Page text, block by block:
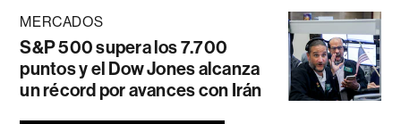
MERCADOS
S&P 500 supera los 7.700
puntos y el Dow Jones alcanza
un récord por avances con Irán